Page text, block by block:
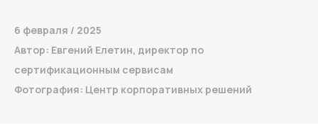
6 февраля / 2025
Автор: Евгений Елетин, директор по
сертификационным сервисам
Фотография: Центр корпоративных решений